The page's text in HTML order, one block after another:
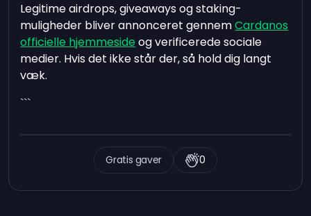
Legitime airdrops, giveaways og staking-
muligheder bliver annonceret gennemCardanos
officielle hjemmeside og verificerede sociale
medier. Hvis det ikke står der, så hold dig langt
væk.
```
Gratis gaver 0